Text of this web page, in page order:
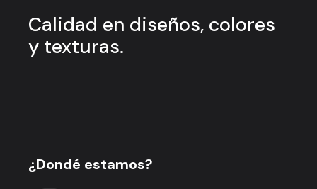
Calidad en diseños, colores
y texturas.
¿Dondé estamos?